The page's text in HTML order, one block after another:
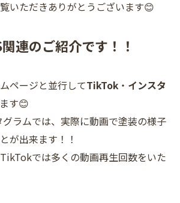
いただきありがとうございます😊
連のご紹介です！！
ページと並行してTikTok・ インスタ
す😊
ラムでは、実際に動画で塗装の様子
が出来ます！！
では多くの動画再生回数をいた